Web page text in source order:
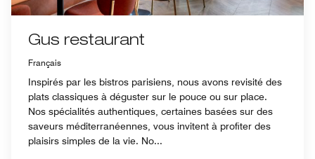
Gus restaurant
Français
Inspirés par les bistros parisiens, nous avons revisité des
plats classiques à déguster sur le pouce ou sur place.
Nos spécialités authentiques, certaines basées sur des
saveurs méditerranéennes, vous invitent à profiter des
plaisirs simples de la vie. No...